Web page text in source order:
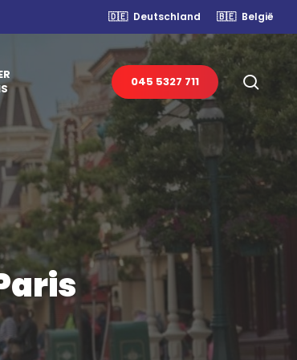
🇩🇪 Deutschland 🇧🇪 België
045 5327 711